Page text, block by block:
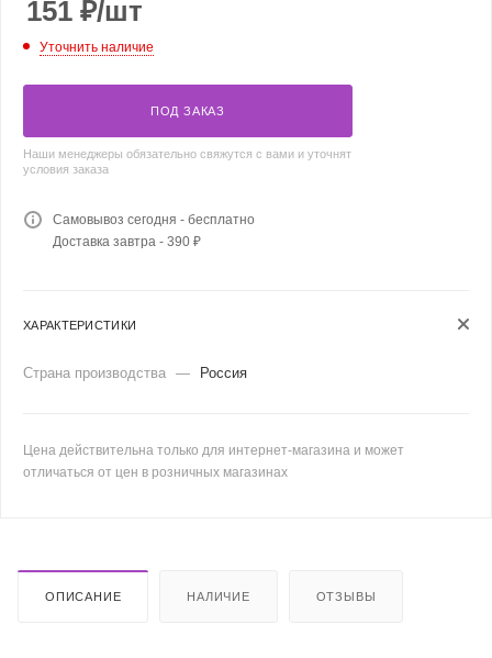
151 ₽/шт
Уточнить наличие
ПОД ЗАКАЗ
Наши менеджеры обязательно свяжутся с вами и уточнят
условия заказа
Самовывоз сегодня - бесплатно
Доставка завтра - 390 ₽
ХАРАКТЕРИСТИКИ
Страна производства — Россия
Цена действительна только для интернет-магазина и может
отличаться от цен в розничных магазинах
ОПИСАНИЕ НАЛИЧИЕ ОТЗЫВЫ